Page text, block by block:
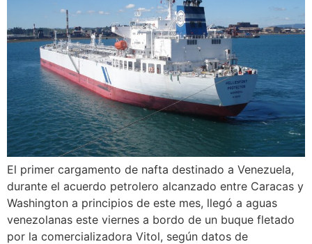
El primer cargamento de nafta destinado a Venezuela,
durante el acuerdo petrolero alcanzado entre Caracas y
Washington a principios de este mes, llegó a aguas
venezolanas este viernes a bordo de un buque fletado
por la comercializadora Vitol, según datos de